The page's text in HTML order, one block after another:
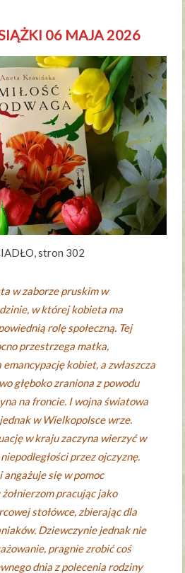
06 MAJA 2026
stron 302
w zaborze pruskim w
w której kobieta ma
rolę społeczną. Tej
przestrzega matka,
kobiet, a zwłaszcza
głęboko zraniona z powodu
na froncie. I wojna światowa
w Wielkopolsce wrze.
w kraju zaczyna wierzyć w
przez ojczyznę.
się w pomoc
pracując jako
stołówce, zbierając dla
Dziewczynie jednak nie
pragnie zrobić coś
dnia z polecenia rodziny